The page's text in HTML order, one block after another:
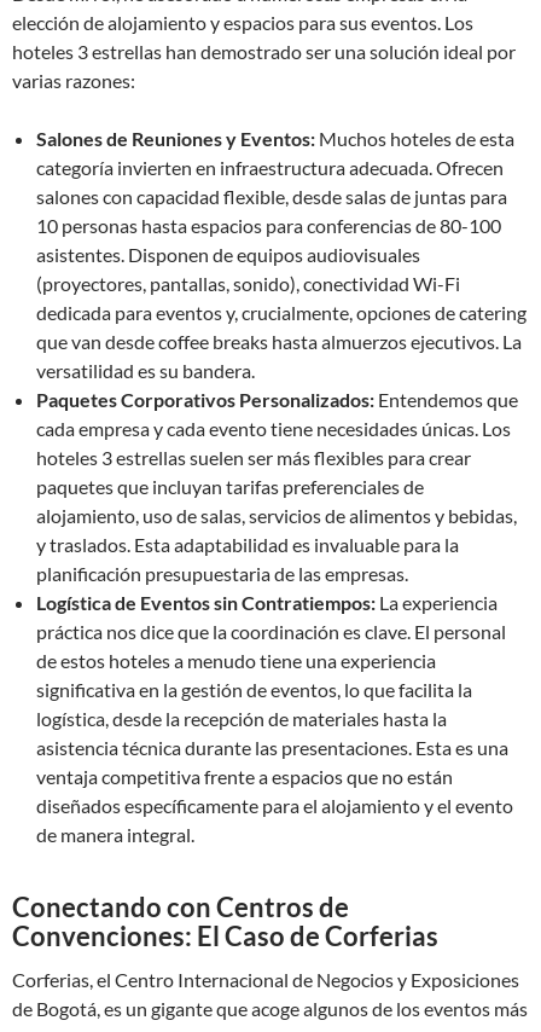
elección de alojamiento y espacios para sus eventos. Los
hoteles 3 estrellas han demostrado ser una solución ideal por
varias razones:
Salones de Reuniones y Eventos: Muchos hoteles de esta
categoría invierten en infraestructura adecuada. Ofrecen
salones con capacidad flexible, desde salas de juntas para
10 personas hasta espacios para conferencias de 80-100
asistentes. Disponen de equipos audiovisuales
(proyectores, pantallas, sonido), conectividad Wi-Fi
dedicada para eventos y, crucialmente, opciones de catering
que van desde coffee breaks hasta almuerzos ejecutivos. La
versatilidad es su bandera.
Paquetes Corporativos Personalizados: Entendemos que
cada empresa y cada evento tiene necesidades únicas. Los
hoteles 3 estrellas suelen ser más flexibles para crear
paquetes que incluyan tarifas preferenciales de
alojamiento, uso de salas, servicios de alimentos y bebidas,
y traslados. Esta adaptabilidad es invaluable para la
planificación presupuestaria de las empresas.
Logística de Eventos sin Contratiempos: La experiencia
práctica nos dice que la coordinación es clave. El personal
de estos hoteles a menudo tiene una experiencia
significativa en la gestión de eventos, lo que facilita la
logística, desde la recepción de materiales hasta la
asistencia técnica durante las presentaciones. Esta es una
ventaja competitiva frente a espacios que no están
diseñados específicamente para el alojamiento y el evento
de manera integral.
Conectando con Centros de
Convenciones: El Caso de Corferias
Corferias, el Centro Internacional de Negocios y Exposiciones
de Bogotá, es un gigante que acoge algunos de los eventos más